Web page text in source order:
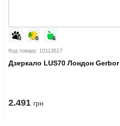
Код товару: 10113617
Дзеркало LUS70 Лондон Gerbor
2.491 грн